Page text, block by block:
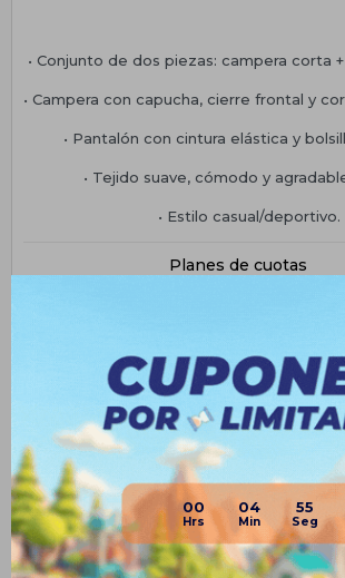
00 04 55
• Conjunto de dos piezas: campera corta
• Campera con capucha, cierre frontal y
• Pantalón con cintura elástica y
• Tejido suave, cómodo y
• Estilo casual/deportivo.
Planes de cuotas
Medios de pago
Productos que te